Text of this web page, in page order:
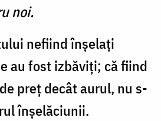
noi.
nefiind înşelaţi
au fost izbăviţi; că fiind
preţ decât aurul, nu s-
înşelăciunii.